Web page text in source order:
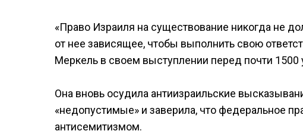
«Право Израиля на существование никогда не
от нее зависящее, чтобы выполнить свою
Меркель в своем выступлении перед почти 1500
Она вновь осудила антиизраильские
«недопустимые» и заверила, что федеральное
антисемитизмом.